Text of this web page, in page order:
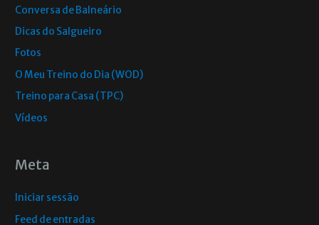
Conversa de Balneário
Dicas do Salgueiro
Fotos
O Meu Treino do Dia (WOD)
Treino para Casa (TPC)
Vídeos
Meta
Iniciar sessão
Feed de entradas